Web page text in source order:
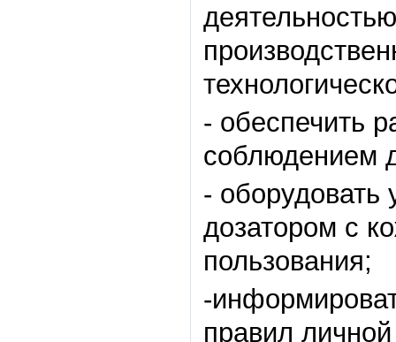
- обеспечить
соблюдением
-
дозатором с
пользования;
-
правил